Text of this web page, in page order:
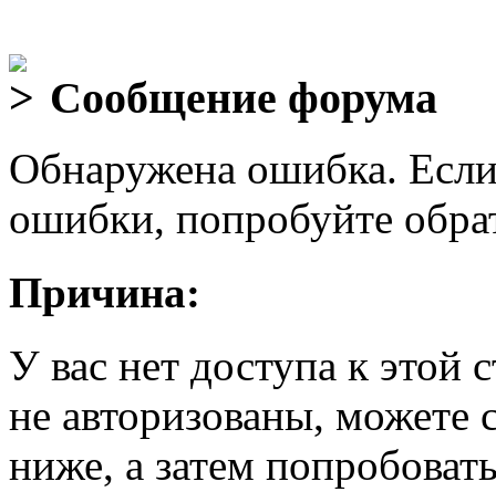
Сообщение форума
Обнаружена ошибка.
ошибки, попробуйте
Причина:
У вас нет доступа к
не авторизованы, можете
ниже, а затем